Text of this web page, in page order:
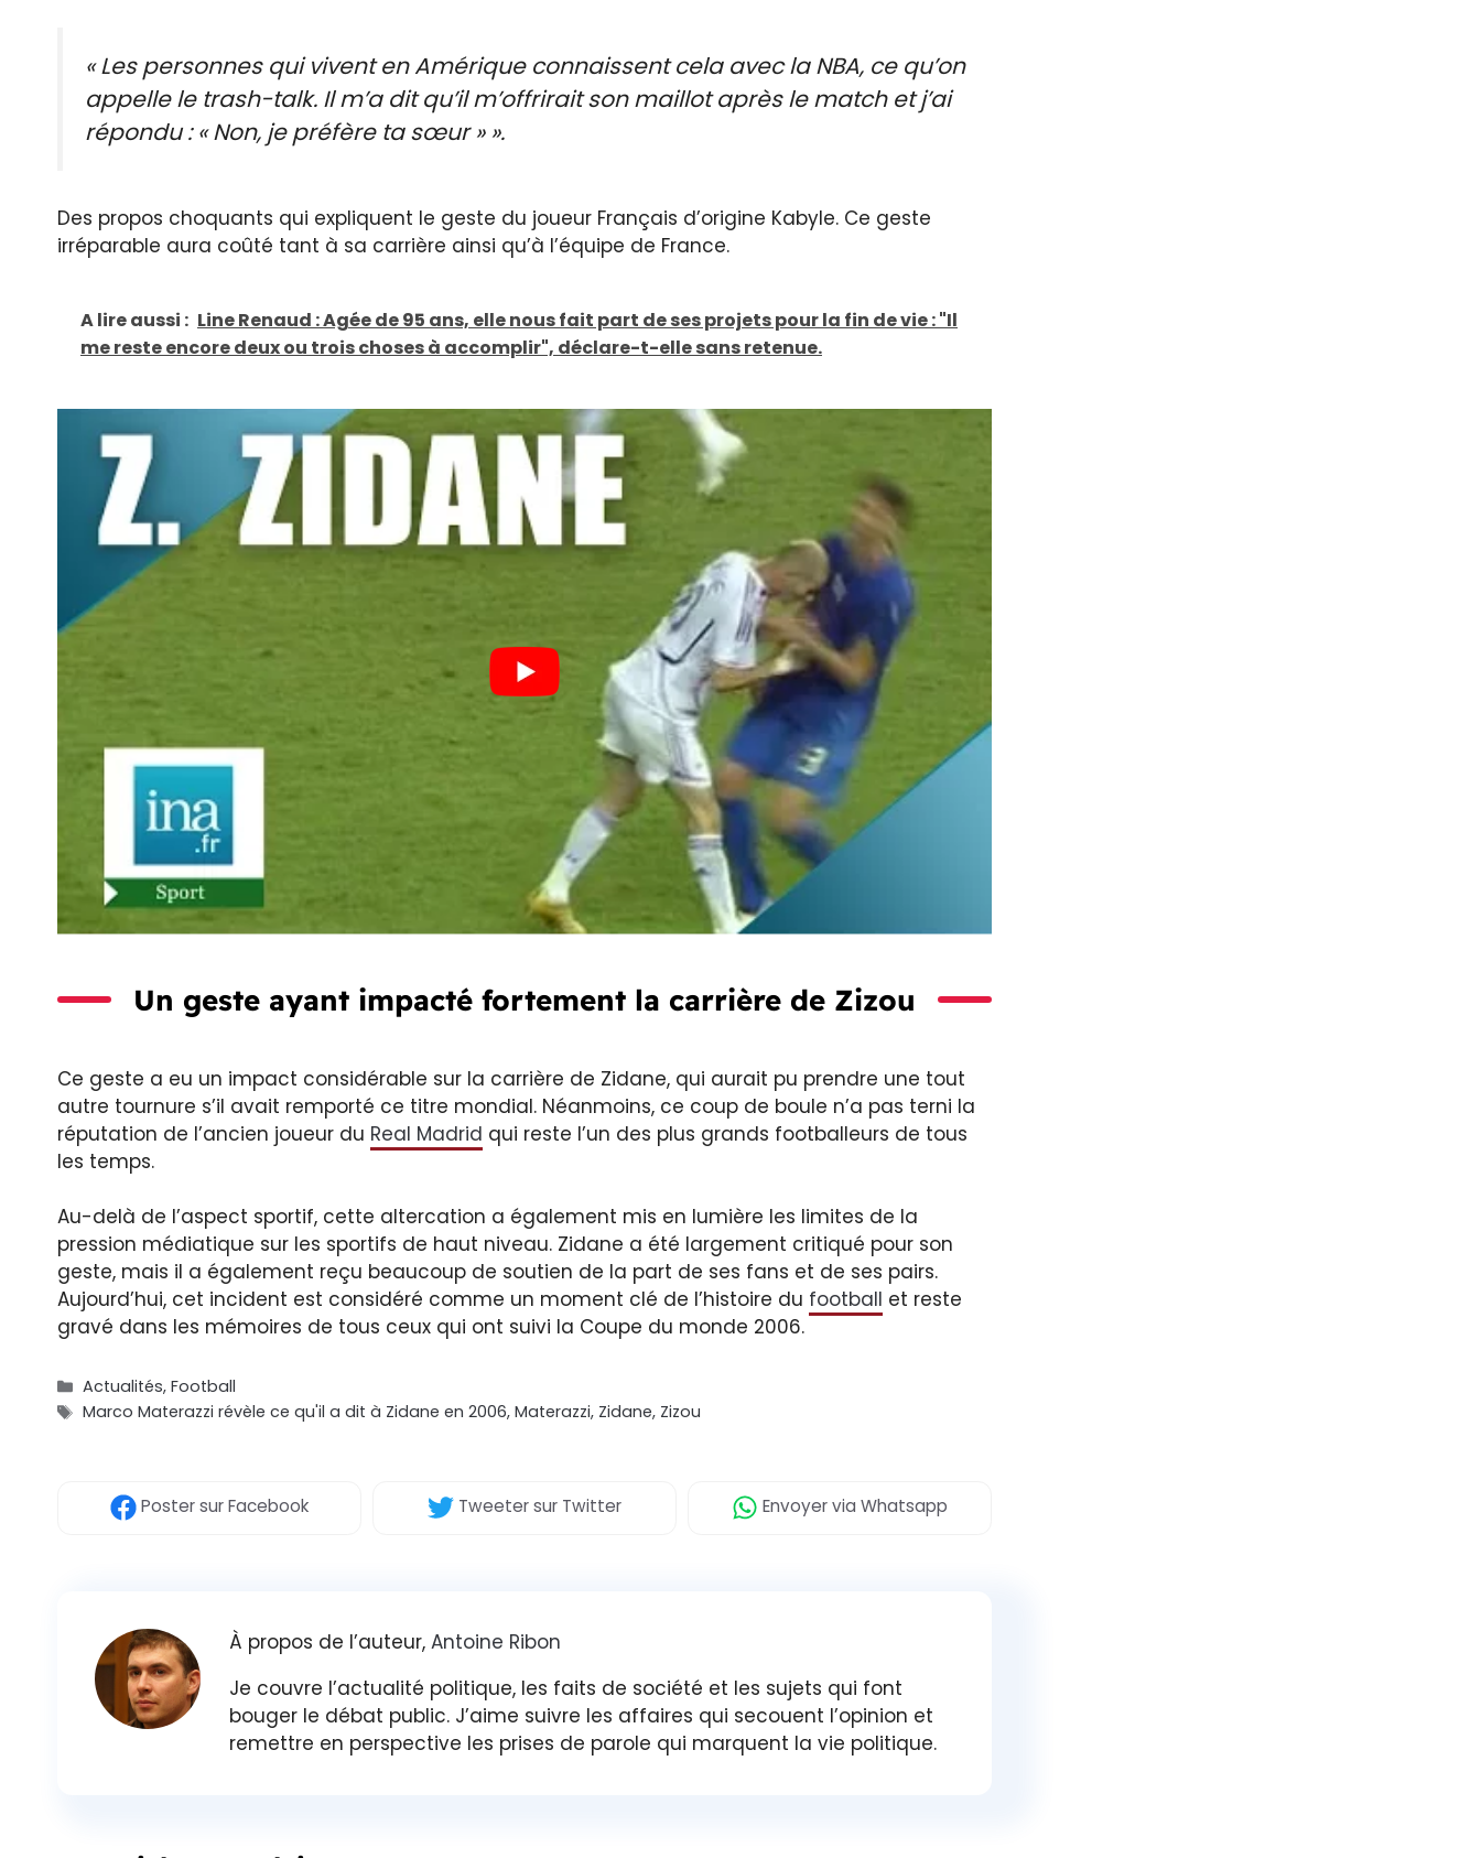
« Les personnes qui vivent en Amérique connaissent cela avec la NBA, ce qu’on
appelle le trash-talk. Il m’a dit qu’il m’offrirait son maillot après le match et j’ai
répondu : « Non, je préfère ta sœur » ».
Des propos choquants qui expliquent le geste du joueur Français d’origine Kabyle. Ce geste
irréparable aura coûté tant à sa carrière ainsi qu’à l’équipe de France.
A lire aussi : Line Renaud : Agée de 95 ans, elle nous fait part de ses projets pour la fin de vie : "Il
me reste encore deux ou trois choses à accomplir", déclare-t-elle sans retenue.
Un geste ayant impacté fortement la carrière de Zizou
Ce geste a eu un impact considérable sur la carrière de Zidane, qui aurait pu prendre une tout
autre tournure s’il avait remporté ce titre mondial. Néanmoins, ce coup de boule n’a pas terni la
réputation de l’ancien joueur du Real Madrid qui reste l’un des plus grands footballeurs de tous
les temps.
Au-delà de l’aspect sportif, cette altercation a également mis en lumière les limites de la
pression médiatique sur les sportifs de haut niveau. Zidane a été largement critiqué pour son
geste, mais il a également reçu beaucoup de soutien de la part de ses fans et de ses pairs.
Aujourd’hui, cet incident est considéré comme un moment clé de l’histoire du football et reste
gravé dans les mémoires de tous ceux qui ont suivi la Coupe du monde 2006.
Catégories
Actualités,Football
Étiquettes
Marco Materazzi révèle ce qu'il a dit à Zidane en 2006,Materazzi, Zidane, Zizou
Postersur Facebook Tweetersur Twitter Envoyervia Whatsapp
À propos de l’auteur, Antoine Ribon
Je couvre l’actualité politique, les faits de société et les sujets qui font
bouger le débat public. J’aime suivre les affaires qui secouent l’opinion et
remettre en perspective les prises de parole qui marquent la vie politique.